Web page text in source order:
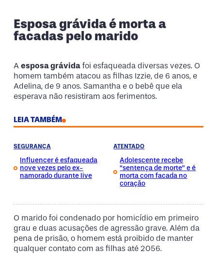
Esposa grávida é morta a
facadas pelo marido
A esposa grávida foi esfaqueada diversas vezes. O
homem também atacou as filhas Izzie, de 6 anos, e
Adelina, de 9 anos. Samantha e o bebê que ela
esperava não resistiram aos ferimentos.
LEIA TAMBÉM
SEGURANÇA
Influencer é esfaqueada
nove vezes pelo ex-
namorado durante live
ATENTADO
Adolescente recebe
“sentença de morte” e é
morta com facada no
coração
O marido foi condenado por homicídio em primeiro
grau e duas acusações de agressão grave. Além da
pena de prisão, o homem está proibido de manter
qualquer contato com as filhas até 2056.